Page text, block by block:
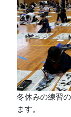
冬休みの練習
ます。